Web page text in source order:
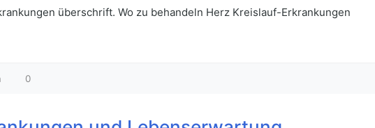
überschrift. Wo zu behandeln Herz Kreislauf-Erkrankungen
0